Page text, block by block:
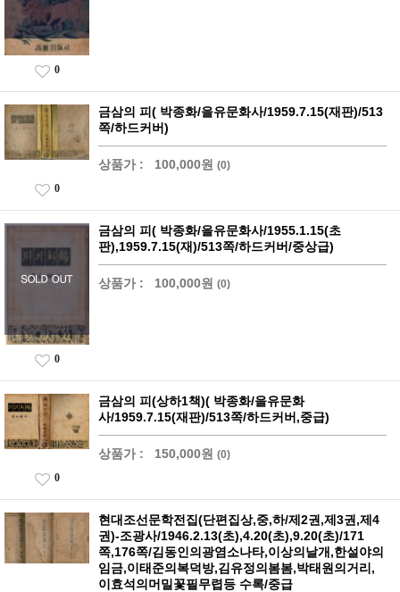
0
금삼의 피( 박종화/을유문화사/1959.7.15(재판)/513
쪽/하드커버)
상품가 : 100,000원 (0)
0
금삼의 피( 박종화/을유문화사/1955.1.15(초
판),1959.7.15(재)/513쪽/하드커버/중상급)
상품가 : 100,000원 (0)
0
금삼의 피(상하1책)( 박종화/을유문화
사/1959.7.15(재판)/513쪽/하드커버,중급)
상품가 : 150,000원 (0)
0
현대조선문학전집(단편집상,중,하/제2권,제3권,제4
권)-조광사/1946.2.13(초),4.20(초),9.20(초)/171
쪽,176쪽/김동인의광염소나타,이상의날개,한설야의
임금,이태준의복덕방,김유정의봄봄,박태원의거리,
이효석의머밀꽃필무렵등 수록/중급